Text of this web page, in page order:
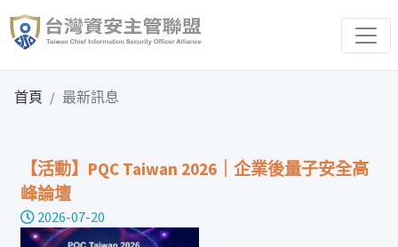
:::
首頁
最新訊息
【活動】PQC Taiwan 2026｜企業後量子安全高
峰論壇
2026-07-20